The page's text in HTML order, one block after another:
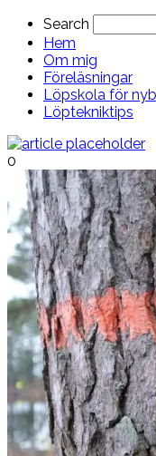
Search
Hem
Om mig
Föreläsningar
Löpskola för
Löptekniktips
0